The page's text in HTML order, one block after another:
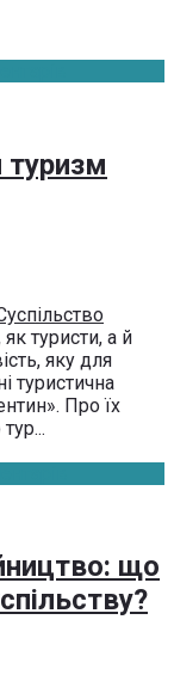
туризм
туристи, а й
яку для
туристична
Про їх
що